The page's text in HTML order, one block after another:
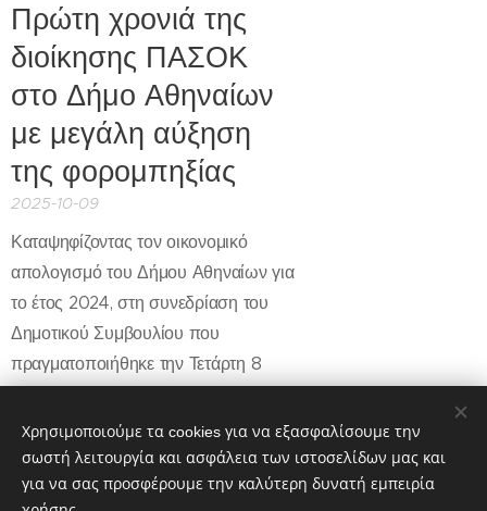
Πρώτη χρονιά της
διοίκησης ΠΑΣΟΚ
στο Δήμο Αθηναίων
με μεγάλη αύξηση
της φορομπηξίας
2025-10-09
Καταψηφίζοντας τον οικονομικό
απολογισμό του Δήμου Αθηναίων για
το έτος 2024, στη συνεδρίαση του
Δημοτικού Συμβουλίου που
πραγματοποιήθηκε την Τετάρτη 8
Βουρδουμπάς δημοτικός σύμβουλος
με τη «Λαϊκή Συσπείρωση» δήλωσε
τα εξής:
Χρησιμοποιούμε τα cookies για να εξασφαλίσουμε την
σωστή λειτουργία και ασφάλεια των ιστοσελίδων μας και
για να σας προσφέρουμε την καλύτερη δυνατή εμπειρία